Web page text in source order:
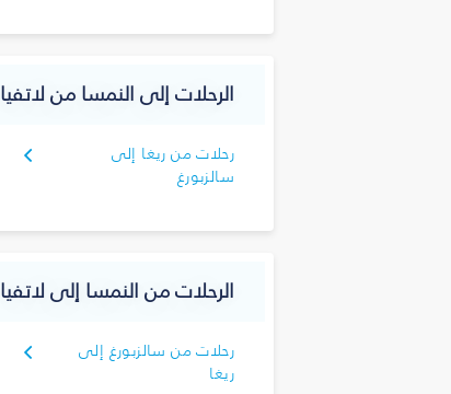
الرحلات إلى النمسا من لاتفيا
رحلات من ريغا إلى
سالزبورغ
الرحلات من النمسا إلى لاتفيا
رحلات من سالزبورغ إلى
ريغا